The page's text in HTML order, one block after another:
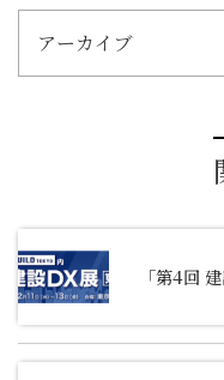
アーカイブ
「第4回